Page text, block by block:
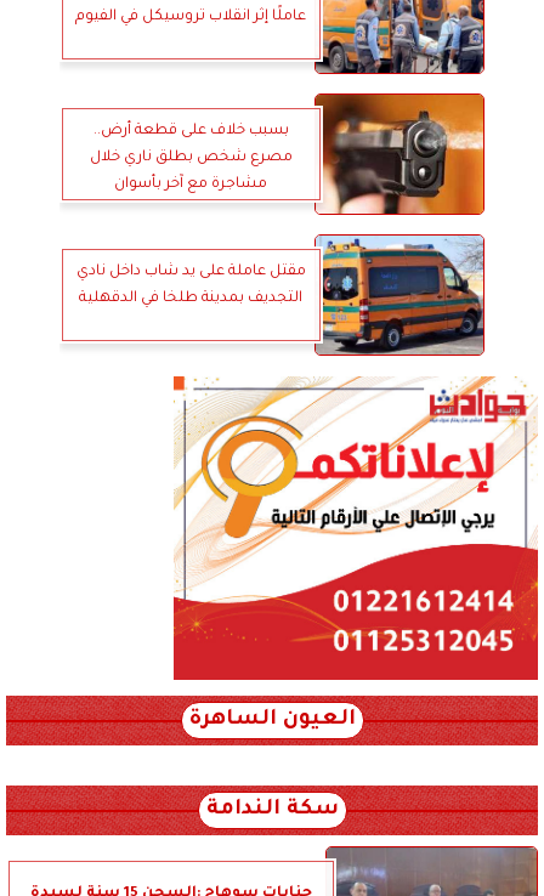
عاملًا إثر انقلاب تروسيكل في الفيوم
بسبب خلاف على قطعة أرض..
مصرع شخص بطلق ناري خلال
مشاجرة مع آخر بأسوان
مقتل عاملة على يد شاب داخل نادي
التجديف بمدينة طلخا في الدقهلية
العيون الساهرة
سكة الندامة